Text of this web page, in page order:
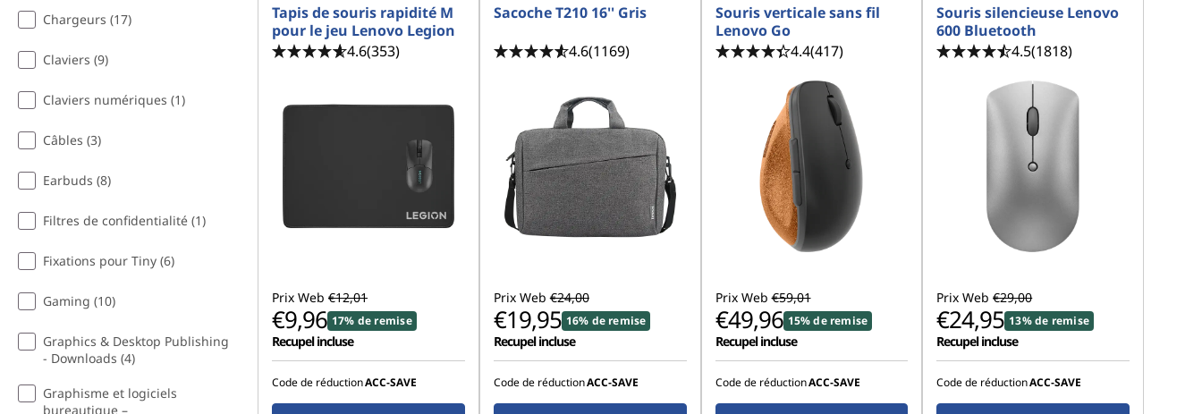
Chargeurs (17)
Claviers (9)
Claviers numériques (1)
Câbles (3)
Earbuds (8)
Filtres de confidentialité (1)
Fixations pour Tiny (6)
Gaming (10)
Graphics & Desktop Publishing
- Downloads (4)
Graphisme et logiciels
bureautique –
Tapis de souris rapidité M
pour le jeu Lenovo Legion
4.6(353)
Prix Web €12,01
€9,96 17% de remise
Recupel incluse
Code de réductionACC‑SAVE
Sacoche T210 16'' Gris
4.6(1169)
Prix Web €24,00
€19,95 16% de remise
Recupel incluse
Code de réductionACC‑SAVE
Souris verticale sans fil
Lenovo Go
4.4(417)
Prix Web €59,01
€49,96 15% de remise
Recupel incluse
Code de réductionACC‑SAVE
Souris silencieuse Lenovo
600 Bluetooth
4.5(1818)
Prix Web €29,00
€24,95 13% de remise
Recupel incluse
Code de réductionACC‑SAVE